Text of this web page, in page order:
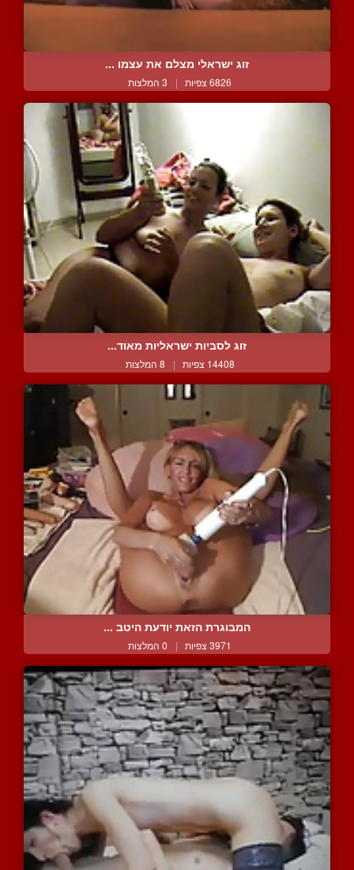
זוג ישראלי מצלם את עצמו ...
6826 צפיות | 3 המלצות
זוג לסביות ישראליות מאוד...
14408 צפיות | 8 המלצות
המבוגרת הזאת יודעת היטב ...
3971 צפיות | 0 המלצות